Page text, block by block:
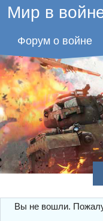
Мир в
Форум о войне
Вы не вошли.